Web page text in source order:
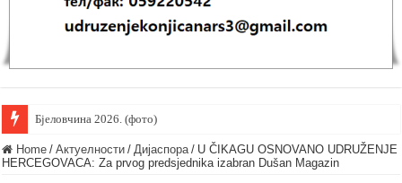
Бјеловчина 2026. (фото)
Home / Актуелности / Дијаспора / U ČIKAGU OSNOVANO UDRUŽENJE
HERCEGOVACA: Za prvog predsjednika izabran Dušan Magazin